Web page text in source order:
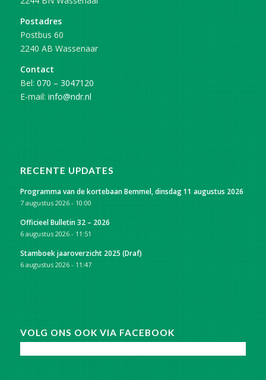
Postadres
Postbus 60
2240 AB Wassenaar
Contact
Bel: 070 – 3047120
E-mail: info@ndr.nl
RECENTE UPDATES
Programma van de kortebaan Bemmel, dinsdag 11 augustus 2026
7 augustus 2026 - 10:00
Officieel Bulletin 32 – 2026
6 augustus 2026 - 11:51
Stamboek jaaroverzicht 2025 (Draf)
6 augustus 2026 - 11:47
VOLG ONS OOK VIA FACEBOOK